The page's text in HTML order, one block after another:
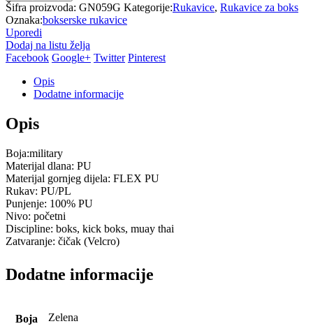
Šifra proizvoda: GN059G Kategorije:Rukavice, Rukavice za boks
Oznaka:bokserske rukavice
Uporedi
Dodaj na listu želja
Facebook Google+ Twitter Pinterest
Opis
Dodatne informacije
Opis
Boja:military
Materijal dlana: PU
Materijal gornjeg dijela: FLEX PU
Rukav: PU/PL
Punjenje: 100% PU
Nivo: početni
Discipline: boks, kick boks, muay thai
Zatvaranje: čičak (Velcro)
Dodatne informacije
Boja Zelena